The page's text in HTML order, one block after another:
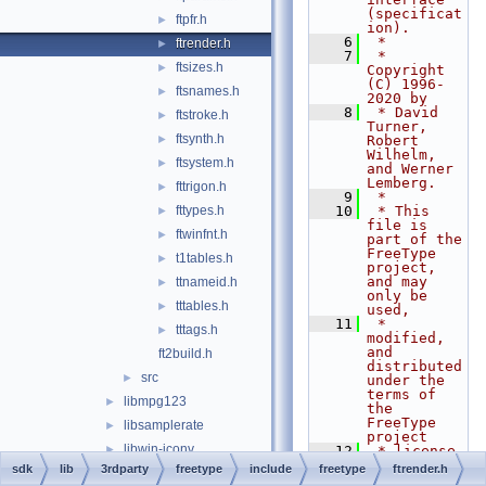
► ftpfr.h
► ftrender.h
► ftsizes.h
► ftsnames.h
► ftstroke.h
► ftsynth.h
► ftsystem.h
► fttrigon.h
► fttypes.h
► ftwinfnt.h
► t1tables.h
► ttnameid.h
► tttables.h
►
tttags.h
ft2build.h
► src
► libmpg123
► libsamplerate
► libwin-iconv
► libwine
(specificat
ion).
    6
*
    7
*
Copyright
(C) 1996-
2020 by
    8
* David
Turner,
Robert
Wilhelm,
and Werner
Lemberg.
    9
*
   10
* This
file is
part of the
FreeType
project,
and may
only be
used,
   11
*
modified,
and
distributed
under the
terms of
the
FreeType
project
   12
* license,
LICENSE.TXT
.  By
sdk lib 3rdparty freetype include freetype ftrender.h